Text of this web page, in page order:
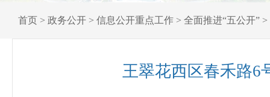
首页 > 政务公开 > 信息公开重点工作 > 全面推进“五公开” >
王翠花西区春禾路6